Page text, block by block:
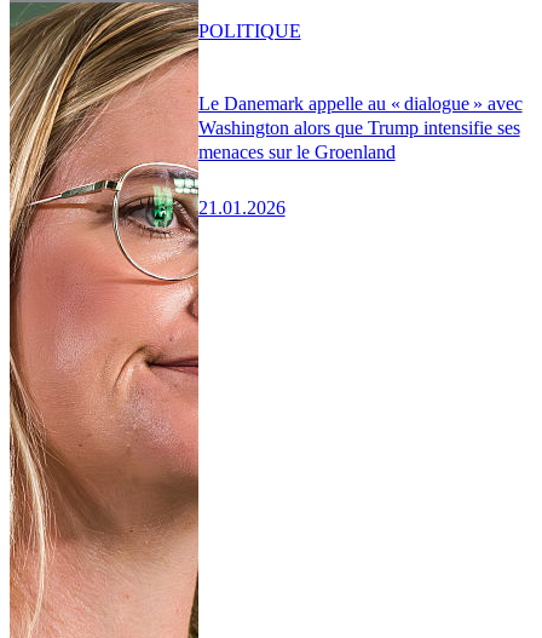
Le Danemark appelle au « dialogue » avec
Washington alors que Trump intensifie ses
menaces sur le Groenland
21.01.2026
POLITIQUE